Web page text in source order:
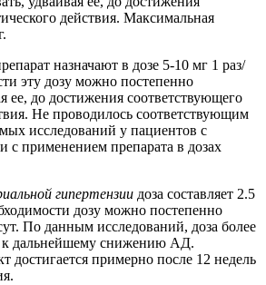
действия. Максимальная
назначают в дозе 5-10 мг 1 раз/
эту дозу можно постепенно
ее, до достижения соответствующего
Не проводилось соответствующим
исследований у пациентов с
с применением препарата в дозах
гипертензии доза составляет 2.5
дозу можно постепенно
По данным исследований, доза более
к дальнейшему снижению АД.
достигается примерно после 12 недель